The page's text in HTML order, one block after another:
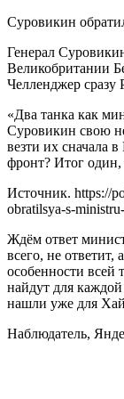
Суровикин
Генерал
Великобритании
Челленджер сразу
«Два танка как
Суровикин свою
везти их сначала
фронт? Итог один,
Источник. https://
obratilsya-s-
Ждём ответ
всего, не
особенности
найдут для
нашли уже для
Наблюдатель,